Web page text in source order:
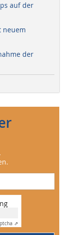
auf der
neuem
der
⇗